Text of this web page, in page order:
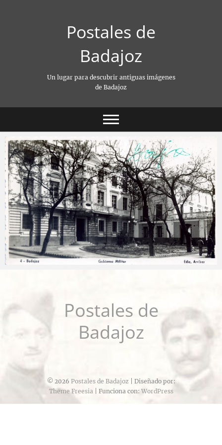
Postales de
Badajoz
Un lugar para descubrir antiguas imágenes
de Badajoz
Postales de
Badajoz
© 2026 Postales de Badajoz | Diseñado por:
Theme Freesia| Funciona con: WordPress